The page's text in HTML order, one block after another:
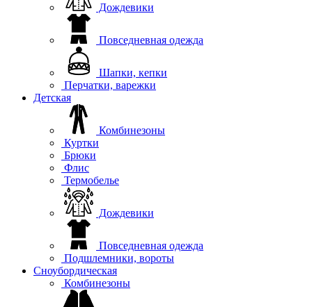
Дождевики
Повседневная одежда
Шапки, кепки
Перчатки, варежки
Детская
Комбинезоны
Куртки
Брюки
Флис
Термобелье
Дождевики
Повседневная одежда
Подшлемники, вороты
Сноубордическая
Комбинезоны